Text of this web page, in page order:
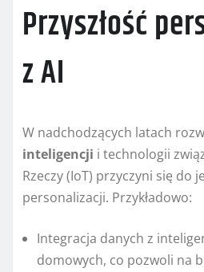
Przyszłość
z AI
W nadchodzących latach
inteligencji i technologii
Rzeczy (IoT) przyczyni się do
personalizacji. Przykładowo:
Integracja danych z
domowych, co pozwoli na